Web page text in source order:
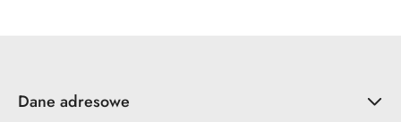
Dane adresowe